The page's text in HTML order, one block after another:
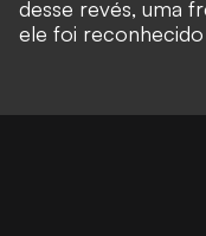
desse revés, uma
ele foi